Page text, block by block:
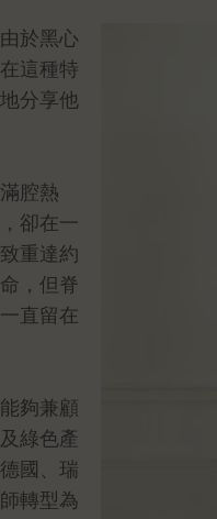
於黑心
這種特
分享他
腔熱
卻在一
重達約
，但脊
直留在
夠兼顧
綠色產
國、瑞
轉型為